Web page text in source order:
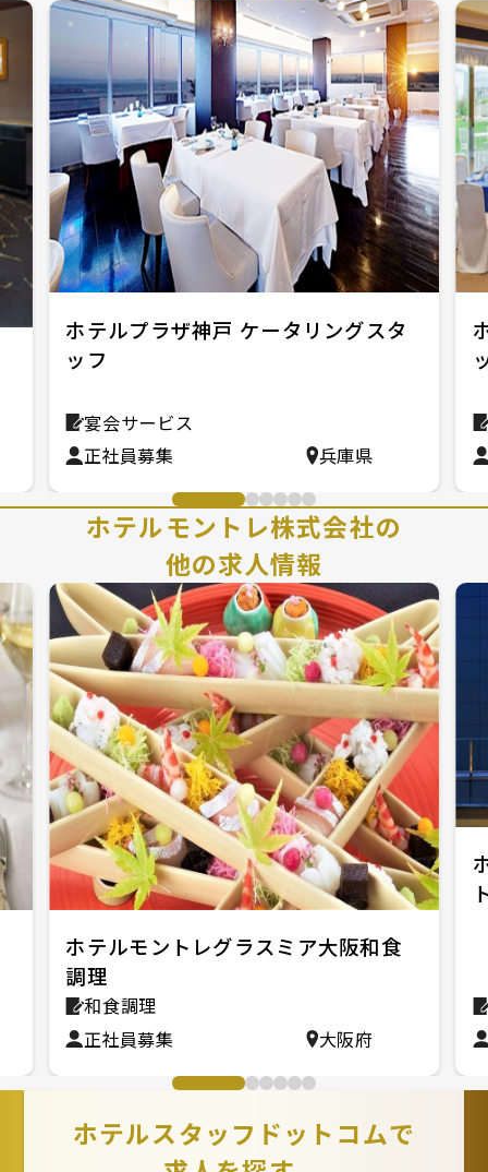
ホテルプラザ神戸 ケータリングスタ
ッフ
宴会サービス
正社員募集
兵庫県
ホテルモントレ株式会社の
他の求人情報
ホテルモントレグラスミア大阪和食
調理
和食調理
正社員募集
大阪府
ホテルスタッフドットコムで